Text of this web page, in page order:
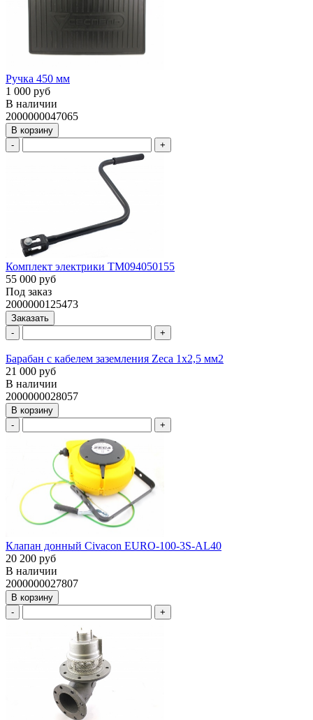
Ручка 450 мм
1 000 руб
В наличии
2000000047065
В корзину
-
+
Комплект электрики ТМ094050155
55 000 руб
Под заказ
2000000125473
Заказать
-
+
Барабан с кабелем заземления Zeca 1х2,5 мм2
21 000 руб
В наличии
2000000028057
В корзину
-
+
Клапан донный Civacon EURO-100-3S-AL40
20 200 руб
В наличии
2000000027807
В корзину
-
+